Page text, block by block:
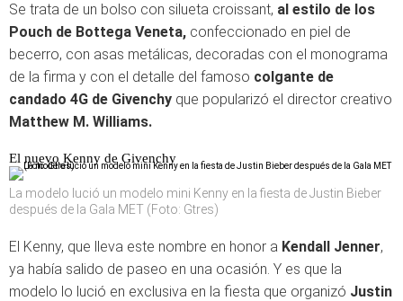
Se trata de un bolso con silueta croissant, al estilo de los
Pouch de Bottega Veneta, confeccionado en piel de
becerro, con asas metálicas, decoradas con el monograma
de la firma y con el detalle del famoso colgante de
candado 4G de Givenchy que popularizó el director creativo
Matthew M. Williams.
El nuevo Kenny de Givenchy
La modelo lució un modelo mini Kenny en la fiesta de Justin Bieber
después de la Gala MET (Foto: Gtres)
El Kenny, que lleva este nombre en honor a Kendall Jenner,
ya había salido de paseo en una ocasión. Y es que la
modelo lo lució en exclusiva en la fiesta que organizó Justin